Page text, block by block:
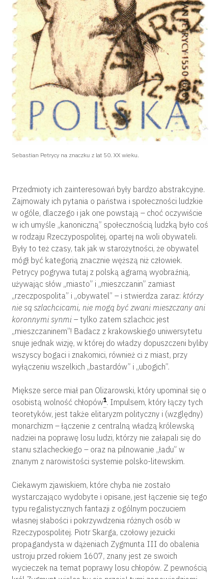
Sebastian Petrycy na znaczku z lat 50. XX wieku.
Przedmioty ich zainteresowań były bardzo abstrakcyjne.
Zajmowały ich pytania o państwa i społeczności ludzkie
w ogóle, dlaczego i jak one powstają – choć oczywiście
w ich umyśle „kanoniczną” społecznością ludzką było coś
w rodzaju Rzeczypospolitej, opartej na woli obywateli.
Były to też czasy, tak jak w starożytności, że obywatel
mógł być kategorią znacznie węższą niż człowiek.
Petrycy pogrywa tutaj z polską agrarną wyobraźnią,
używając słów „miasto” i „mieszczanin” zamiast
„rzeczpospolita” i „obywatel” – i stwierdza zaraz: którzy
nie są szlachcicami, nie mogą być zwani mieszczany ani
koronnymi synmi – tylko zatem szlachcic jest
„mieszczaninem”! Badacz z krakowskiego uniwersytetu
snuje jednak wizję, w której do władzy dopuszczeni byliby
wszyscy bogaci i znakomici, również ci z miast, przy
wyłączeniu wszelkich „bastardów” i „ubogich”.
Miększe serce miał pan Olizarowski, który upominał się o
osobistą wolność chłopów1. Impulsem, który łączy tych
teoretyków, jest także elitaryzm polityczny i (względny)
monarchizm – łączenie z centralną władzą królewską
nadziei na poprawę losu ludzi, którzy nie załapali się do
stanu szlacheckiego – oraz na pilnowanie „ładu” w
znanym z narowistości systemie polsko-litewskim.
Ciekawym zjawiskiem, które chyba nie zostało
wystarczająco wydobyte i opisane, jest łączenie się tego
typu regalistycznych fantazji z ogólnym poczuciem
własnej słabości i pokrzywdzenia różnych osób w
Rzeczypospolitej. Piotr Skarga, czołowy jezuicki
propagandysta w dążeniach Zygmunta III do obalenia
ustroju przed rokiem 1607, znany jest ze swoich
wycieczek na temat poprawy losu chłopów. Z pewnością